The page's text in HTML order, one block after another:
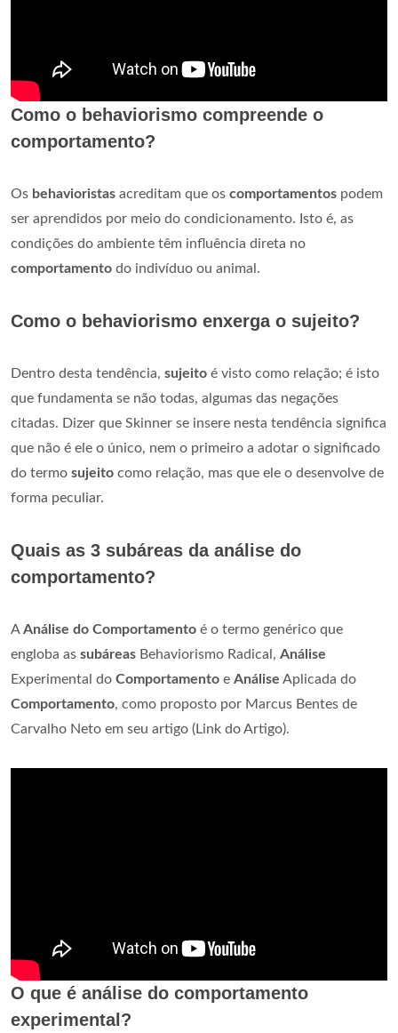
Como o behaviorismo compreende o
comportamento?
Os behavioristas acreditam que os comportamentos podem
ser aprendidos por meio do condicionamento. Isto é, as
condições do ambiente têm influência direta no
comportamento do indivíduo ou animal.
Como o behaviorismo enxerga o sujeito?
Dentro desta tendência, sujeito é visto como relação; é isto
que fundamenta se não todas, algumas das negações
citadas. Dizer que Skinner se insere nesta tendência significa
que não é ele o único, nem o primeiro a adotar o significado
do termo sujeito como relação, mas que ele o desenvolve de
forma peculiar.
Quais as 3 subáreas da análise do
comportamento?
AAnálise do Comportamento é o termo genérico que
engloba as subáreas Behaviorismo Radical, Análise
Experimental do Comportamento e Análise Aplicada do
Comportamento, como proposto por Marcus Bentes de
Carvalho Neto em seu artigo (Link do Artigo).
O que é análise do comportamento
experimental?